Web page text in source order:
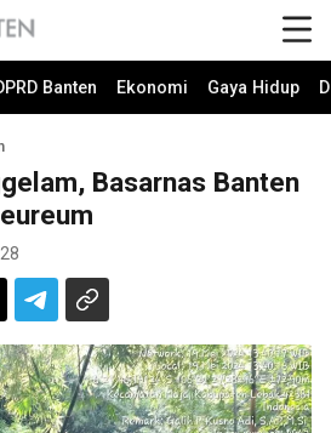
Banten Ekonomi Gaya Hidup
Basarnas Banten